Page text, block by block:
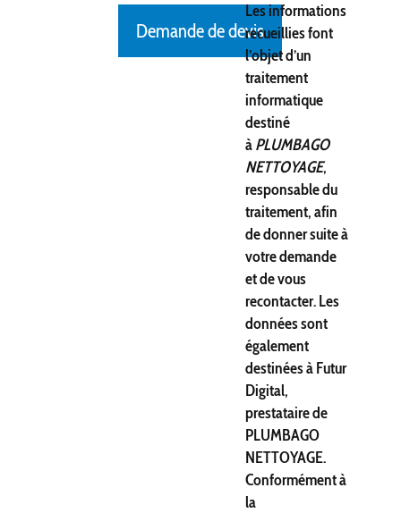
Demande de devis
Les informations
recueillies font
l’objet d’un
traitement
informatique
destiné
àPLUMBAGO
NETTOYAGE,
responsable du
traitement, afin
de donner suite à
votre demande
et de vous
recontacter. Les
données sont
également
destinées à Futur
Digital,
prestataire de
PLUMBAGO
NETTOYAGE.
Conformément à
la